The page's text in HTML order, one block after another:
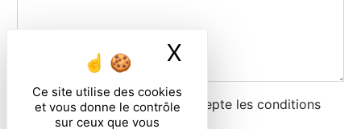
Ce site utilise des cookies
et vous donne le contrôle
sur ceux que vous
X
En cochant cette case, j'accepte les conditions
particulières ci-dessous **